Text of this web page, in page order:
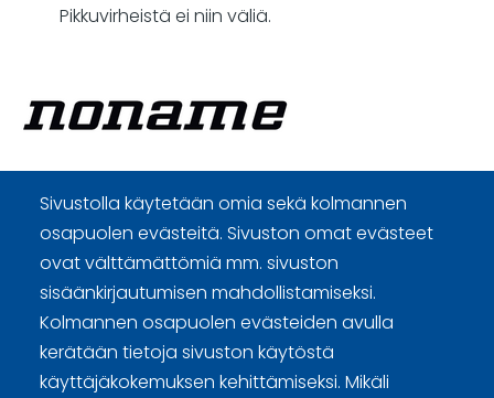
Pikkuvirheistä ei niin väliä.
Sivustolla käytetään omia sekä kolmannen
osapuolen evästeitä. Sivuston omat evästeet
ovat välttämättömiä mm. sivuston
sisäänkirjautumisen mahdollistamiseksi.
Kolmannen osapuolen evästeiden avulla
kerätään tietoja sivuston käytöstä
käyttäjäkokemuksen kehittämiseksi. Mikäli
Curling Finland
Curling.fi
Curling Finland